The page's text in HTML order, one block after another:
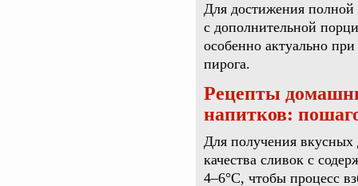
Для достижения полной
с дополнительной
особенно актуально
пирога.
Рецепты
напитков:
Для получения
качества сливок с
4–6°C, чтобы процесс